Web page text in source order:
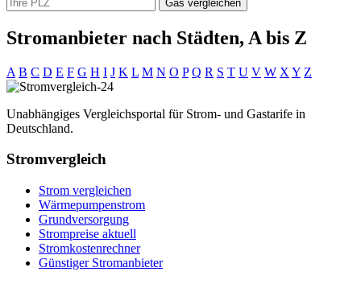
Gas vergleichen
Stromanbieter nach Städten, A bis Z
A B C D E F G H I J K L M N O P Q R S T U V W X Y Z
Unabhängiges Vergleichsportal für Strom- und Gastarife in
Deutschland.
Stromvergleich
Strom vergleichen
Wärmepumpenstrom
Grundversorgung
Strompreise aktuell
Stromkostenrechner
Günstiger Stromanbieter